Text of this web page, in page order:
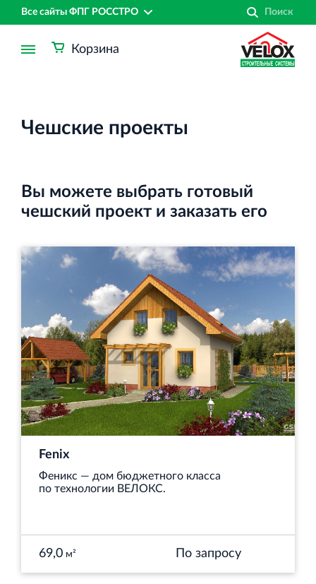
Все сайты ФПГ РОССТРО
Финансово‐промышленная группа РОССТРО
Аренда недвижимости в Санкт‐Петербурге
и Ленинградской области
Строительная система ROSSTRO‐VELOX
ЛЕННИИПРОЕКТ
Корзина
Чешские проекты
Вы можете выбрать готовый
чешский проект и заказать его
Fenix
Феникс — дом бюджетного класса
по технологии ВЕЛОКС.
69,0 м² По запросу